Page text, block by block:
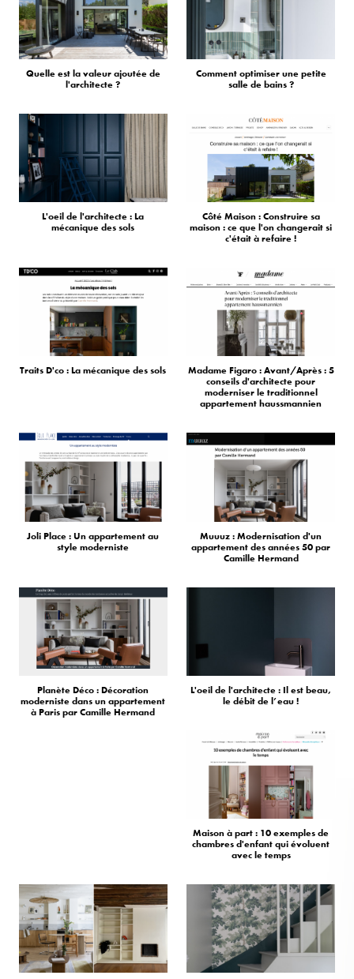
Quelle est la valeur ajoutée de
l'architecte ?
Comment optimiser une petite
salle de bains ?
L'oeil de l'architecte : La
mécanique des sols
Côté Maison : Construire sa
maison : ce que l'on changerait si
c'était à refaire !
Traits D'co : La mécanique des sols
Madame Figaro : Avant/Après : 5
conseils d'architecte pour
moderniser le traditionnel
appartement haussmannien
Joli Place : Un appartement au
style moderniste
Muuuz : Modernisation d'un
appartement des années 50 par
Camille Hermand
Planète Déco : Décoration
moderniste dans un appartement
à Paris par Camille Hermand
L'oeil de l'architecte : Il est beau,
le débit de l’eau !
Maison à part : 10 exemples de
chambres d'enfant qui évoluent
avec le temps